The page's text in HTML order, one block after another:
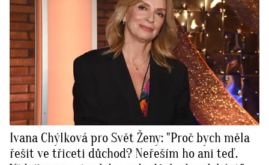
Ivana Chýlková pro Svět Ženy: "Proč bych měla
řešit ve třiceti důchod? Neřeším ho ani teď.